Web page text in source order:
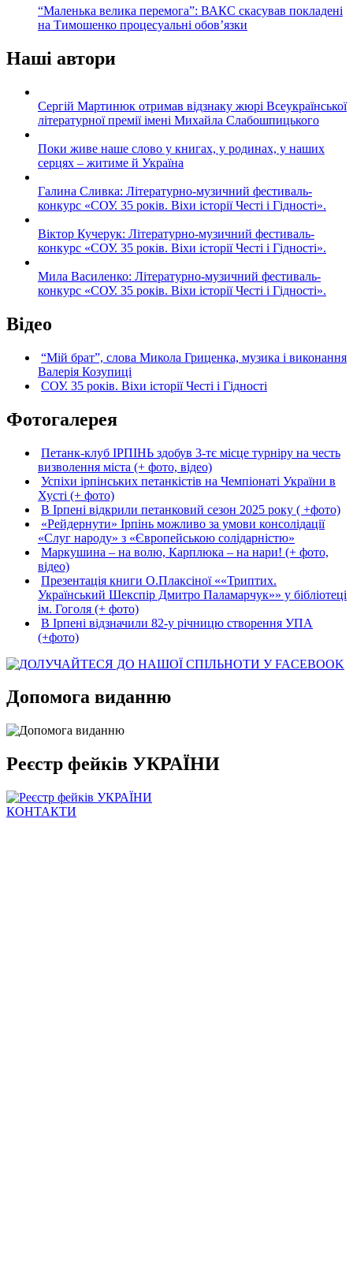
“Маленька велика перемога”: ВАКС скасував покладені
на Тимошенко процесуальні обов’язки
Наші автори
Сергій Мартинюк отримав відзнаку жюрі Всеукраїнської
літературної премії імені Михайла Слабошпицького
Поки живе наше слово у книгах, у родинах, у наших
серцях – житиме й Україна
Галина Сливка: Літературно-музичний фестиваль-
конкурс «СОУ. 35 років. Віхи історії Честі і Гідності».
Віктор Кучерук: Літературно-музичний фестиваль-
конкурс «СОУ. 35 років. Віхи історії Честі і Гідності».
Мила Василенко: Літературно-музичний фестиваль-
конкурс «СОУ. 35 років. Віхи історії Честі і Гідності».
Відео
“Мій брат”, слова Микола Гриценка, музика і виконання
Валерія Козупиці
СОУ. 35 років. Віхи історії Честі і Гідності
Фотогалерея
Петанк-клуб ІРПІНЬ здобув 3-тє місце турніру на честь
визволення міста (+ фото, відео)
Успіхи ірпінських петанкістів на Чемпіонаті України в
Хусті (+ фото)
В Ірпені відкрили петанковий сезон 2025 року ( +фото)
«Рейдернути» Ірпінь можливо за умови консолідації
«Слуг народу» з «Європейською солідарністю»
Маркушина – на волю, Карплюка – на нари! (+ фото,
відео)
Презентація книги О.Плаксіної ««Триптих.
Український Шекспір Дмитро Паламарчук»» у бібліотеці
ім. Гоголя (+ фото)
В Ірпені відзначили 82-у річницю створення УПА
(+фото)
Допомога виданню
Реєстр фейків УКРАЇНИ
КОНТАКТИ